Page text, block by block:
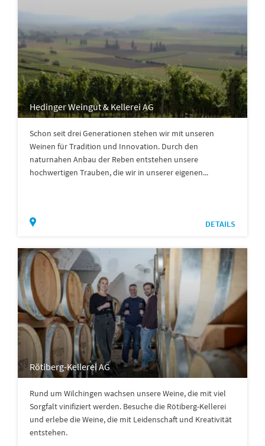
Hedinger Weingut & Kellerei AG
Schon seit drei Generationen stehen wir mit unseren
Weinen für Tradition und Innovation. Durch den
naturnahen Anbau der Reben entstehen unsere
hochwertigen Trauben, die wir in unserer eigenen...
DETAILS
Rötiberg-Kellerei AG
Rund um Wilchingen wachsen unsere Weine, die mit viel
Sorgfalt vinifiziert werden. Besuche die Rötiberg-Kellerei
und erlebe die Weine, die mit Leidenschaft und Kreativität
entstehen.